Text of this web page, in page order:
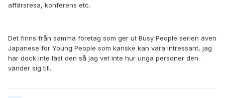
affärsresa, konferens etc.
Det finns från samma företag som ger ut Busy People serien även
Japanese for Young People som kanske kan vara intressant, jag
har dock inte läst den så jag vet inte hur unga personer den
vänder sig till.